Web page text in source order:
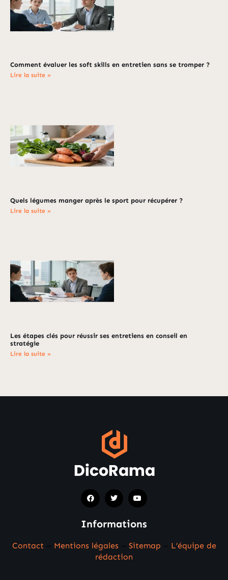
Comment évaluer les soft skills en entretien sans se tromper ?
Lire la suite »
Quels légumes manger après le sport pour récupérer ?
Lire la suite »
Les étapes clés pour réussir ses entretiens en conseil en
stratégie
Lire la suite »
Informations
Contact Mentions légales Sitemap
L’équipe de
rédaction